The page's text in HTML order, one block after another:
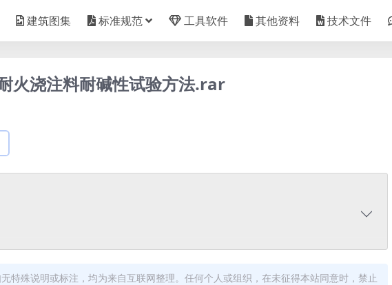
建筑图集 标准规范 工具软件 其他资料 技术文件
火浇注料耐碱性试验方法.rar
特殊说明或标注，均为来自互联网整理。任何个人或组织，在未征得本站同意时，禁止